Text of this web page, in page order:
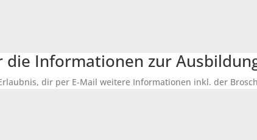
Informationen zur
dir per E-Mail weitere Informationen inkl. der